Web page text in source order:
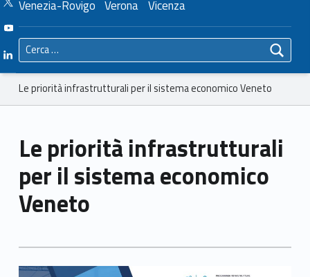
Venezia-Rovigo Verona Vicenza
Youtube Unioncamere Veneto
Linkedin Unioncamere Veneto
Ricerca per:
Breadcrumbs navigation
Le priorità infrastrutturali per il sistema economico Veneto
Le priorità infrastrutturali
per il sistema economico
Veneto